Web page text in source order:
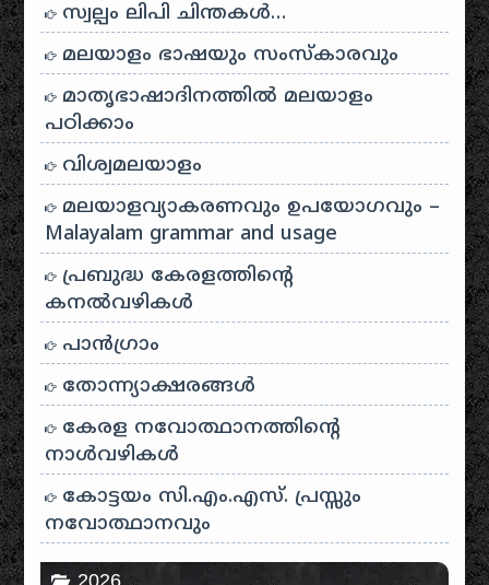
സ്വല്പം ലിപി ചിന്തകൾ…
മലയാളം ഭാഷയും സംസ്കാരവും
മാതൃഭാഷാദിനത്തിൽ മലയാളം
പഠിക്കാം
വിശ്വമലയാളം
മലയാളവ്യാകരണവും ഉപയോഗവും –
Malayalam grammar and usage
പ്രബുദ്ധ കേരളത്തിന്റെ
കനൽവഴികൾ
പാന്‍ഗ്രാം
തോന്ന്യാക്ഷരങ്ങള്‍
കേരള നവോത്ഥാനത്തിന്റെ
നാൾവഴികൾ
കോട്ടയം സി.എം.എസ്. പ്രസ്സും
നവോത്ഥാനവും
2026